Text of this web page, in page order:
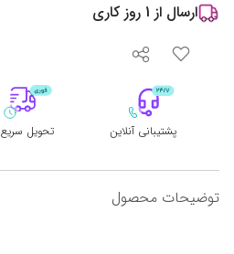
ارسال از 1 روز کاری
پشتیبانی آنلاین تحویل سریع
توضیحات محصول